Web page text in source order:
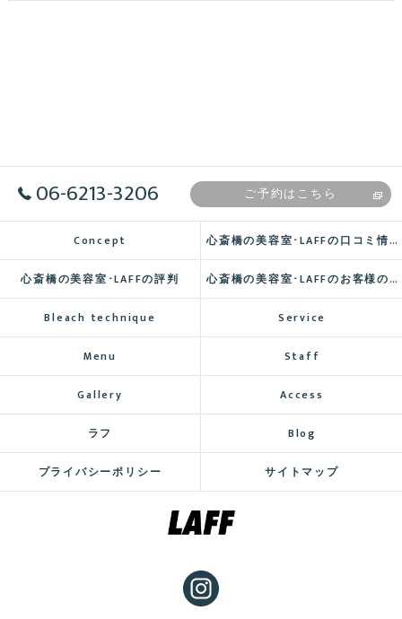
06-6213-3206 ご予約はこちら
Concept 心斎橋の美容室･LAFFの口コミ情報
心斎橋の美容室･LAFFの評判 心斎橋の美容室･LAFFのお客様の声
Bleach technique Service
Menu Staff
Gallery Access
ラフ Blog
プライバシーポリシー サイトマップ